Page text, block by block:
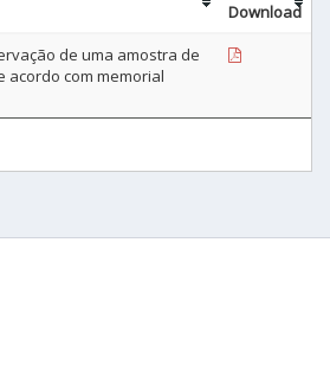
Download
de uma amostra de
acordo com memorial